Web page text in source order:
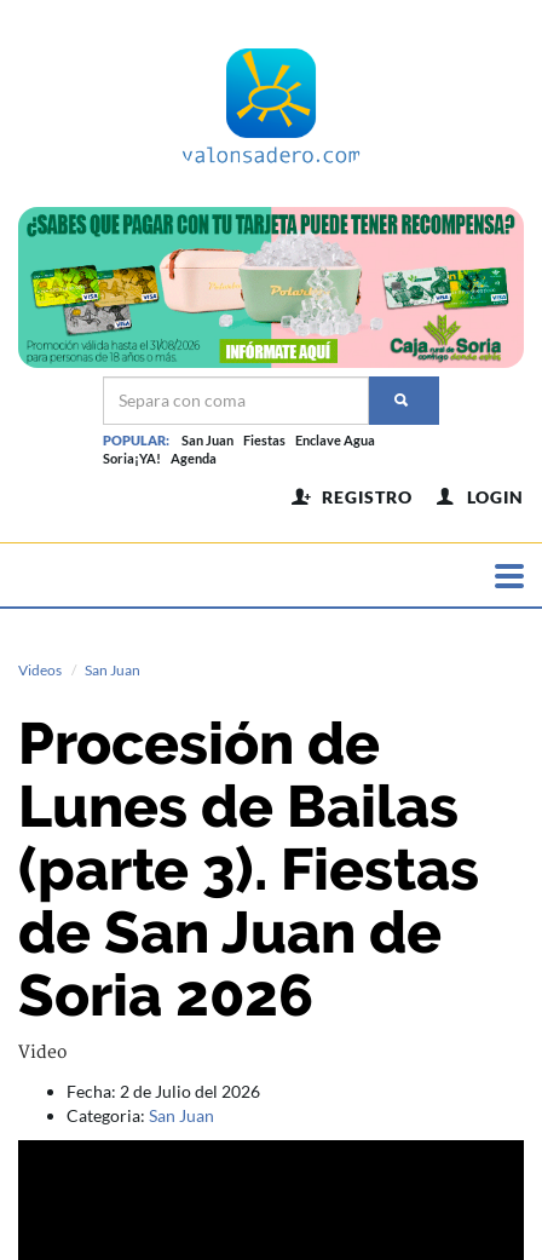
POPULAR: San Juan Fiestas
Enclave Agua
Soria¡YA!
Agenda
REGISTRO LOGIN
Videos San Juan
Procesión de
Lunes de Bailas
(parte 3). Fiestas
de San Juan de
Soria 2026
Video
Fecha: 2 de Julio del 2026
Categoria: San Juan